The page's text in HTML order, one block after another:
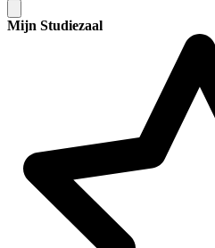
Mijn Studiezaal